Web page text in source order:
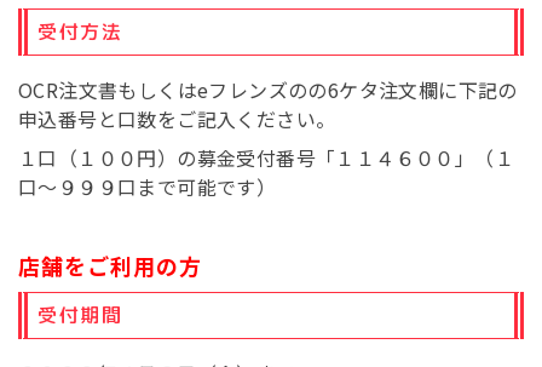
受付方法
OCR注文書もしくはeフレンズのの6ケタ注文欄に下記の
申込番号と口数をご記入ください。
１口（１００円）の募金受付番号「１１４６００」（１
口～９９９口まで可能です）
店舗をご利用の方
受付期間